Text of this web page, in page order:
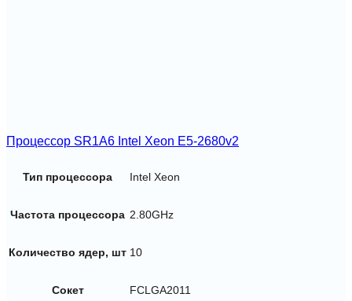
Процессор SR1A6 Intel Xeon E5-2680v2
Тип процессора Intel Xeon
Частота процессора 2.80GHz
Количество ядер, шт 10
Сокет FCLGA2011